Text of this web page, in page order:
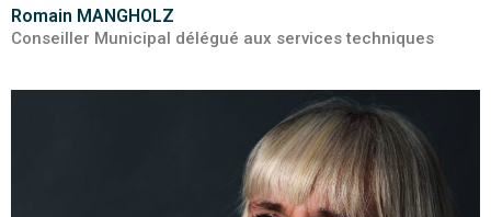
Romain MANGHOLZ
Conseiller Municipal délégué aux services techniques